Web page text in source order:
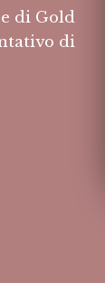
di Gold
di